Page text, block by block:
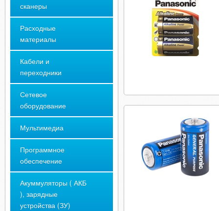
сканеры
Расходные
материалы
Кабели и
переходники
Сетевое
оборудование
Мультимедиа
Программное
обеспечение
Акуммуляторы ( АКБ
), зарядные
устройства (ЗУ)